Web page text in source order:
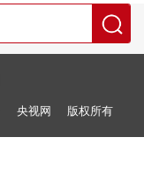
央视网 版权所有